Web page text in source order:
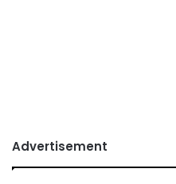
Advertisement